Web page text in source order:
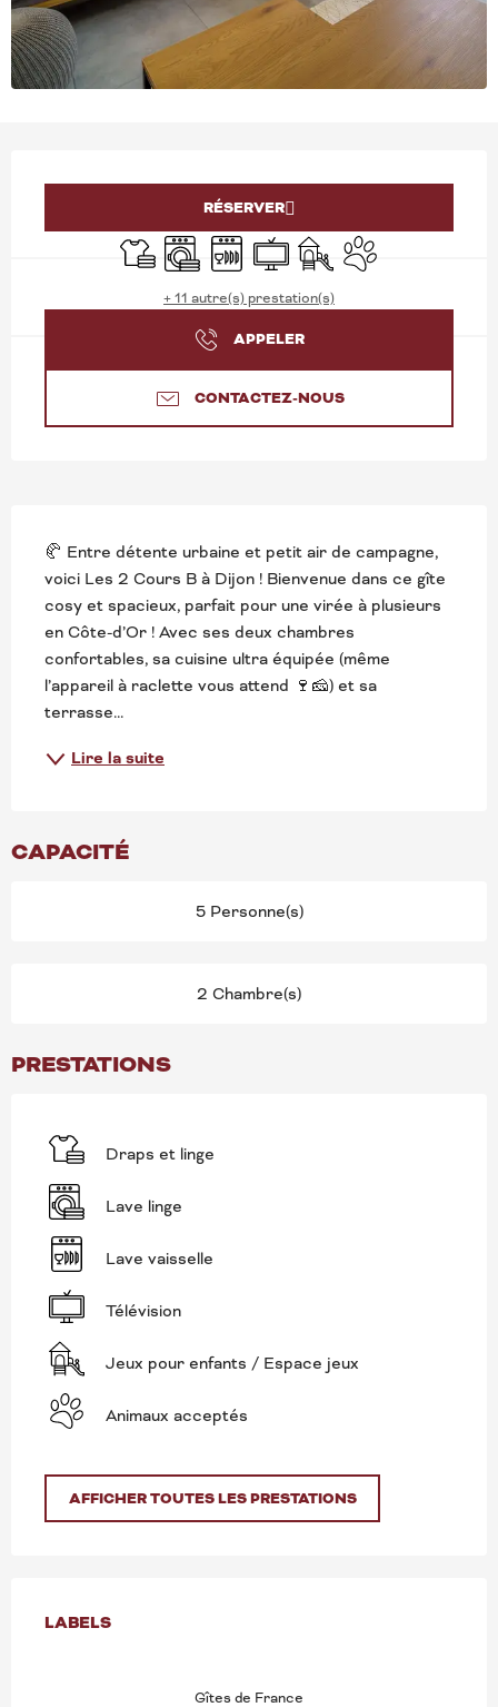
OUVERTURE ET
RÉSERVER
Draps et linge
Lave lingeLave vaisselle
TélévisionJeux pour enfants /
Animaux acceptés
+ 11 autre(s) prestation(s)
APPELER
CONTACTEZ-NOUS
DESCRIPTION
🥐 Entre détente urbaine et petit air de campagne,
voici Les 2 Cours B à Dijon ! Bienvenue dans ce gîte
cosy et spacieux, parfait pour une virée à plusieurs
en Côte-d’Or ! Avec ses deux chambres
confortables, sa cuisine ultra équipée (même
l’appareil à raclette vous attend 🍷🧀) et sa
terrasse...
Lire la suite
CAPACITÉ
5 Personne(s)
2 Chambre(s)
PRESTATIONS
Draps et linge
Lave linge
Lave vaisselle
Télévision
Jeux pour enfants / Espace jeux
Animaux acceptés
AFFICHER TOUTES LES PRESTATIONS
OFFRES DE PRESTATIONS
LABELS
LABELS
Gîtes de France